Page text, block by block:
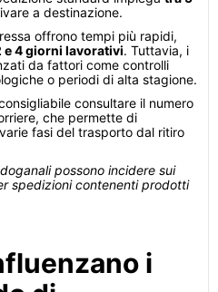
a destinazione.
offrono tempi più rapidi,
e 4 giorni lavorativi. Tuttavia, i
da fattori come controlli
o periodi di alta stagione.
consultare il numero
che permette di
fasi del trasporto dal ritiro
possono incidere sui
spedizioni contenenti prodotti
i